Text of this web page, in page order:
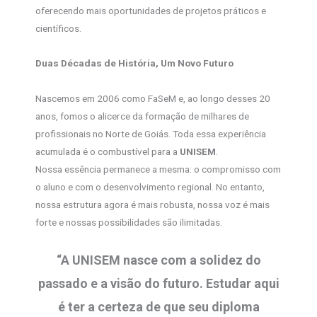
oferecendo mais oportunidades de projetos práticos e
científicos.
Duas Décadas de História, Um Novo Futuro
Nascemos em 2006 como FaSeM e, ao longo desses 20
anos, fomos o alicerce da formação de milhares de
profissionais no Norte de Goiás. Toda essa experiência
acumulada é o combustível para a UNISEM
Nossa essência permanece a mesma: o compromisso com
o aluno e com o desenvolvimento regional. No entanto,
nossa estrutura agora é mais robusta, nossa voz é mais
forte e nossas possibilidades são ilimitadas.
“A UNISEM nasce com a solidez do
passado e a visão do futuro. Estudar aqui
é ter a certeza de que seu diploma